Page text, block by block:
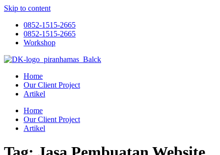
Skip to content
0852-1515-2665
0852-1515-2665
Workshop
Home
Our Client Project
Artikel
Home
Our Client Project
Artikel